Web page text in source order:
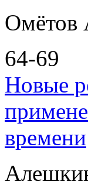
Омётов
64-69
Новые
времени